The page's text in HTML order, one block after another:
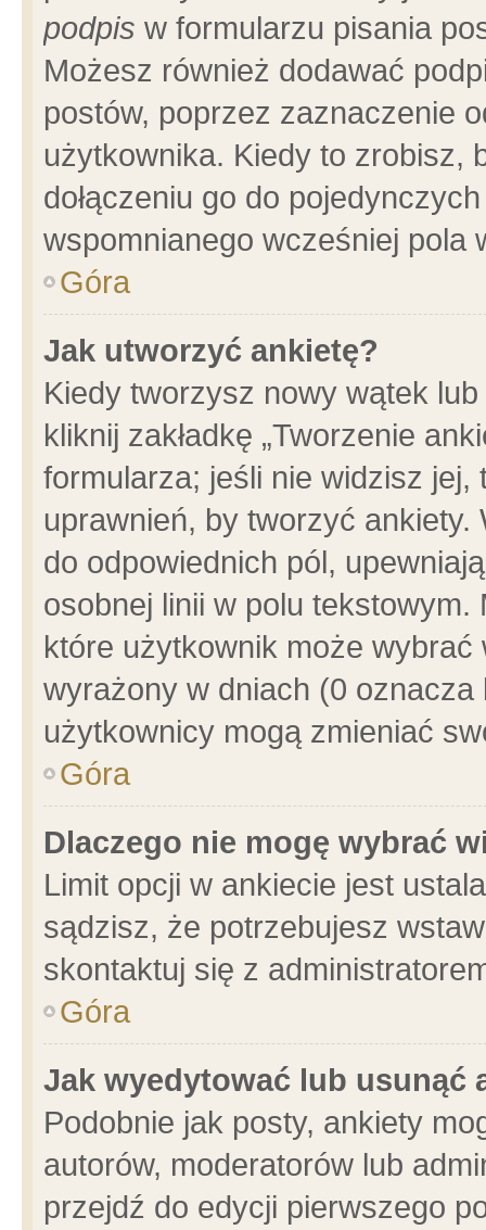
podpis w formularzu pisania
Możesz również dodawać
postów, poprzez zaznaczenie
użytkownika. Kiedy to zrobisz,
dołączeniu go do
wspomnianego wcześniej pola
Góra
Jak utworzyć ankietę?
Kiedy tworzysz nowy wątek
kliknij zakładkę „Tworzenie
formularza; jeśli nie widzisz
uprawnień, by tworzyć ankiety.
do odpowiednich pól,
osobnej linii w polu
które użytkownik może
wyrażony w dniach (0
użytkownicy mogą zmieniać
Góra
Dlaczego nie mogę wybrać
Limit opcji w ankiecie jest
sądzisz, że potrzebujesz
skontaktuj się z
Góra
Jak wyedytować lub usunąć
Podobnie jak posty, ankiety
autorów, moderatorów lub
przejdź do edycji pierwszego